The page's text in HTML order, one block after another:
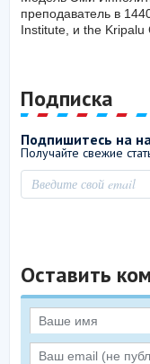
преподаватель в
Institute, и the Kripalu
Подписка
Подпишитесь на
Получайте свежие
Оставить